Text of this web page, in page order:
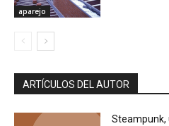
aparejo
ARTÍCULOS DEL AUTOR